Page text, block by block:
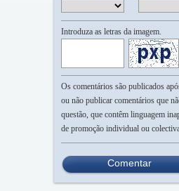
Introduza as letras da imagem.
Os comentários são publicados
ou não publicar comentários que
questão, que contêm linguagem
de promoção individual ou
Comentar